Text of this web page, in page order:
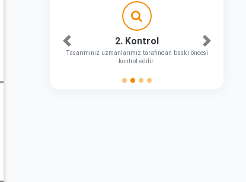
2. Kontrol
Tasarımınız uzmanlarımız tarafından baskı öncesi
kontrol edilir.
Önceki Sonraki